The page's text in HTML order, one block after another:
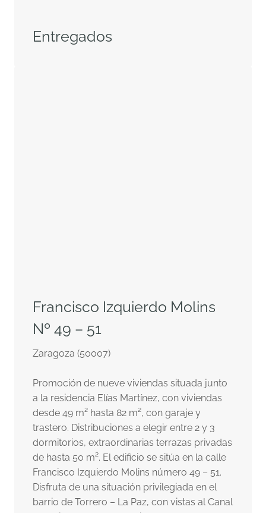
Entregados
Francisco Izquierdo Molins
Nº 49 – 51
Zaragoza (50007)
Promoción de nueve viviendas situada junto
a la residencia Elías Martínez, con viviendas
desde 49 m² hasta 82 m², con garaje y
trastero. Distribuciones a elegir entre 2 y 3
dormitorios, extraordinarias terrazas privadas
de hasta 50 m². El edificio se sitúa en la calle
Francisco Izquierdo Molins número 49 – 51.
Disfruta de una situación privilegiada en el
barrio de Torrero – La Paz, con vistas al Canal